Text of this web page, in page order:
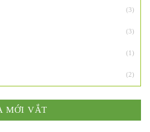
(3)
(3)
(1)
(2)
MỚI VẮT